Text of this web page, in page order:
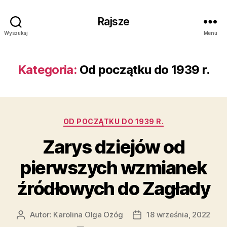
Wyszukaj
Rajsze
Menu
Kategoria: Od początku do 1939 r.
Kategorie
OD POCZĄTKU DO 1939 R.
Zarys dziejów od
pierwszych wzmianek
źródłowych do Zagłady
AutorAutor: Karolina Olga Ożóg
Data18 września, 2022